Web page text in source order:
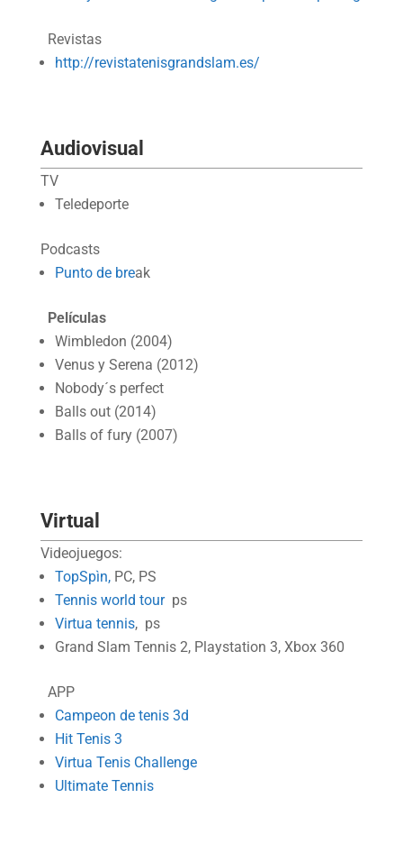
Revistas
http://revistatenisgrandslam.es/
Audiovisual
TV
Teledeporte
Podcasts
Punto de break
Películas
Wimbledon (2004)
Venus y Serena (2012)
Nobody´s perfect
Balls out (2014)
Balls of fury (2007)
Virtual
Videojuegos:
TopSpìn,PC, PS
Tennis world tourps
Virtua tennis, ps
Grand Slam Tennis 2, Playstation 3, Xbox 360
APP
Campeon de tenis 3d
Hit Tenis 3
Virtua Tenis Challenge
Ultimate Tennis